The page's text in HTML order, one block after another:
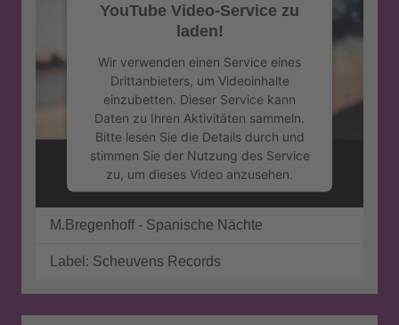
YouTube Video-Service zu
laden!
Wir verwenden einen Service eines
Drittanbieters, um Videoinhalte
einzubetten. Dieser Service kann
Daten zu Ihren Aktivitäten sammeln.
Bitte lesen Sie die Details durch und
stimmen Sie der Nutzung des Service
zu, um dieses Video anzusehen.
Mehr Informationen
Akzeptieren
powered byUsercentrics Consent
Management Platform&eRecht24
M.Bregenhoff - Spanische Nächte
Label: Scheuvens Records